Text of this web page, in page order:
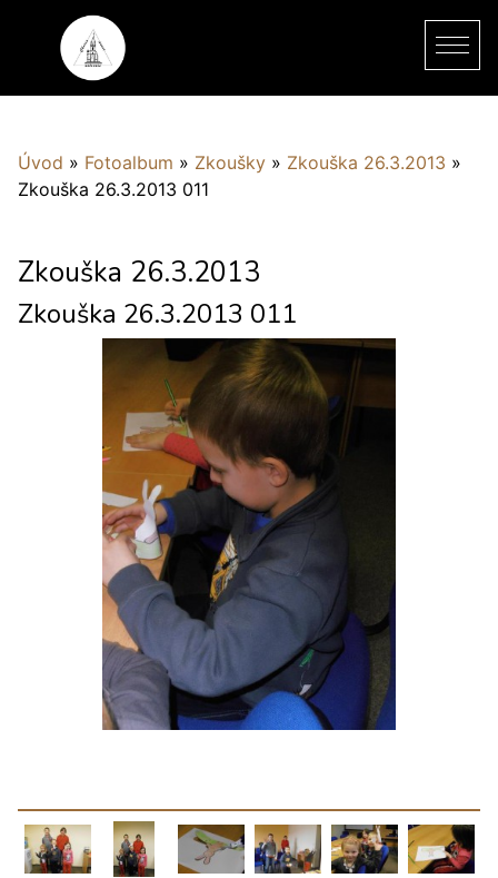
Úvod » Fotoalbum » Zkoušky » Zkouška 26.3.2013 »
Zkouška 26.3.2013 011
Zkouška 26.3.2013
Zkouška 26.3.2013 011